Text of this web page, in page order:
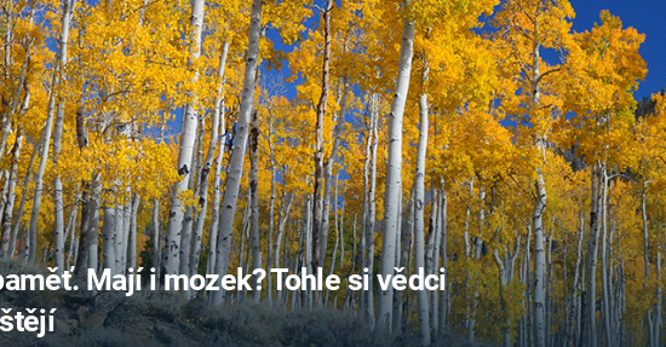
UTAJENÉ PŘÍBĚHY
ČESKÝCH DĚJIN
ALTERNATIVNÍ
HISTORIE
REALITA
OPTICKÉ
KLAMY
Mají i mozek? Tohle si vědci